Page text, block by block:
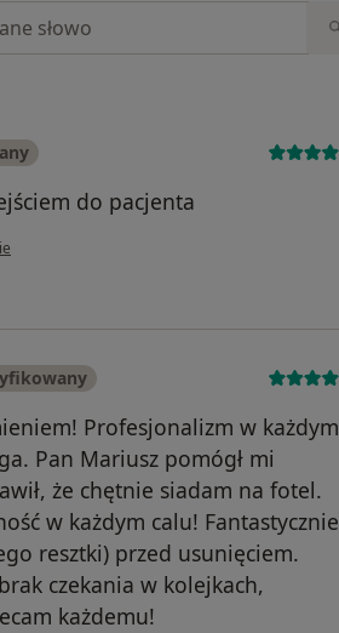
do pacjenta
Patrycja
Profesjonalizm w każdym
Pan Mariusz pomógł mi
że chętnie siadam na fotel.
w każdym calu! Fantastycznie
resztki) przed usunięciem.
czekania w kolejkach,
każdemu!